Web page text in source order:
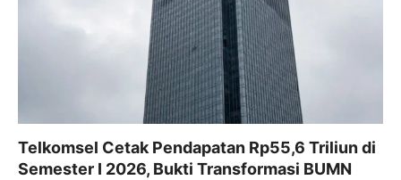
Telkomsel Cetak Pendapatan Rp55,6 Triliun di
Semester I 2026, Bukti Transformasi BUMN